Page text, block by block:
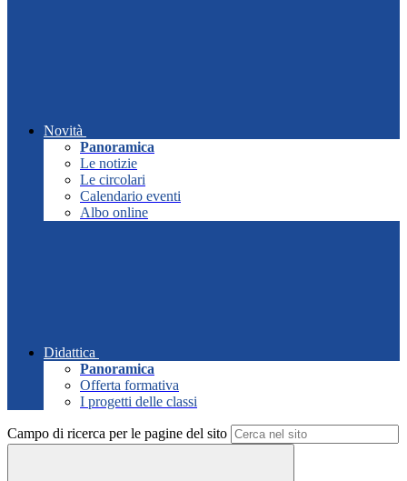
Novità
Panoramica
Le notizie
Le circolari
Calendario eventi
Albo online
Didattica
Panoramica
Offerta formativa
I progetti delle classi
Campo di ricerca per le pagine del sito